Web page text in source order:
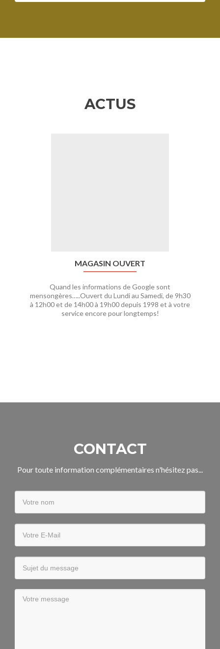
ACTUS
MAGASIN OUVERT
Quand les informations de Google sont
mensongères…..Ouvert du Lundi au Samedi, de 9h30
à 12h00 et de 14h00 à 19h00 depuis 1998 et à votre
service encore pour longtemps!
CONTACT
Pour toute information complémentaires n'hésitez pas...